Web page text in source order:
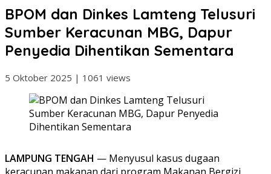
BPOM dan Dinkes Lamteng Telusuri
Sumber Keracunan MBG, Dapur
Penyedia Dihentikan Sementara
5 Oktober 2025 | 1061 views
LAMPUNG TENGAH — Menyusul kasus dugaan